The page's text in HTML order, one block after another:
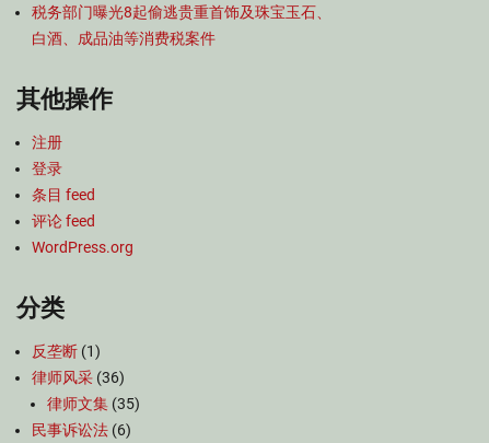
税务部门曝光8起偷逃贵重首饰及珠宝玉石、
白酒、成品油等消费税案件
其他操作
注册
登录
条目 feed
评论 feed
WordPress.org
分类
反垄断 (1)
律师风采 (36)
律师文集 (35)
民事诉讼法 (6)